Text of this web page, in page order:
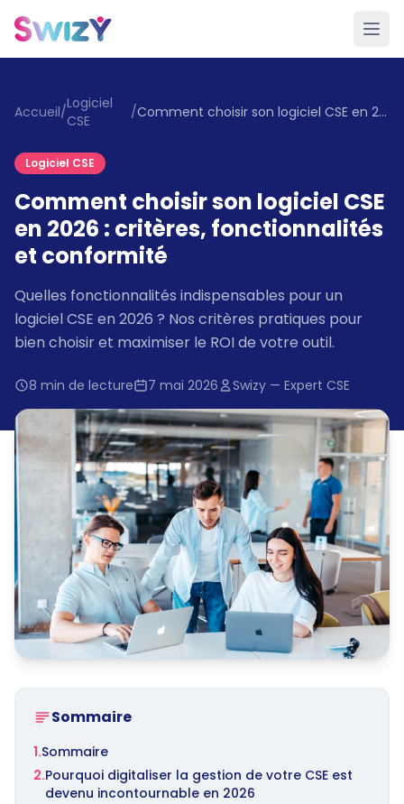
Accueil/Logiciel
CSE
/ Comment choisir son logiciel CSE en 2026 : critères, fonctionnalités et conformité
Logiciel CSE
Comment choisir son logiciel CSE
en 2026 : critères, fonctionnalités
et conformité
Quelles fonctionnalités indispensables pour un
logiciel CSE en 2026 ? Nos critères pratiques pour
bien choisir et maximiser le ROI de votre outil.
8 min de lecture 7 mai 2026 Swizy — Expert CSE
Sommaire
1.Sommaire
2.Pourquoi digitaliser la gestion de votre CSE est
devenu incontournable en 2026